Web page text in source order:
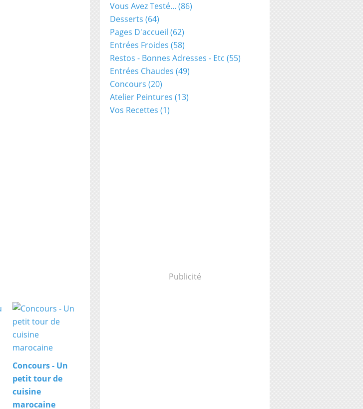
Concours - Un
petit tour de
cuisine
marocaine
Vous Avez Testé... (86)
Desserts (64)
Pages D'accueil (62)
Entrées Froides (58)
Restos - Bonnes Adresses - Etc (55)
Entrées Chaudes (49)
Concours (20)
Atelier Peintures (13)
Vos Recettes (1)
Publicité